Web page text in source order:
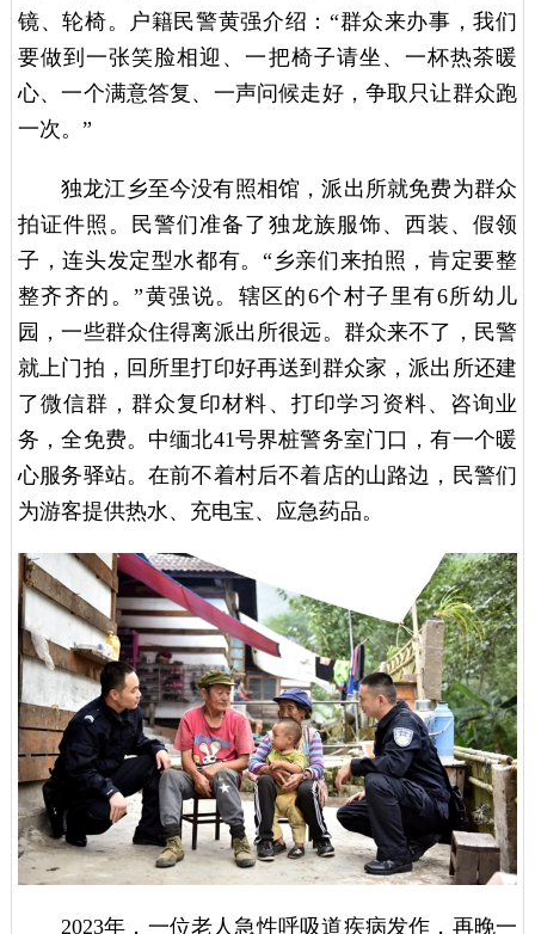
镜、轮椅。户籍民警黄强介绍：“群众来办事，我们
要做到一张笑脸相迎、一把椅子请坐、一杯热茶暖
心、一个满意答复、一声问候走好，争取只让群众跑
一次。”
独龙江乡至今没有照相馆，派出所就免费为群众
拍证件照。民警们准备了独龙族服饰、西装、假领
子，连头发定型水都有。“乡亲们来拍照，肯定要整
整齐齐的。”黄强说。辖区的6个村子里有6所幼儿
园，一些群众住得离派出所很远。群众来不了，民警
就上门拍，回所里打印好再送到群众家，派出所还建
了微信群，群众复印材料、打印学习资料、咨询业
务，全免费。中缅北41号界桩警务室门口，有一个暖
心服务驿站。在前不着村后不着店的山路边，民警们
为游客提供热水、充电宝、应急药品。
2023年，一位老人急性呼吸道疾病发作，再晚一